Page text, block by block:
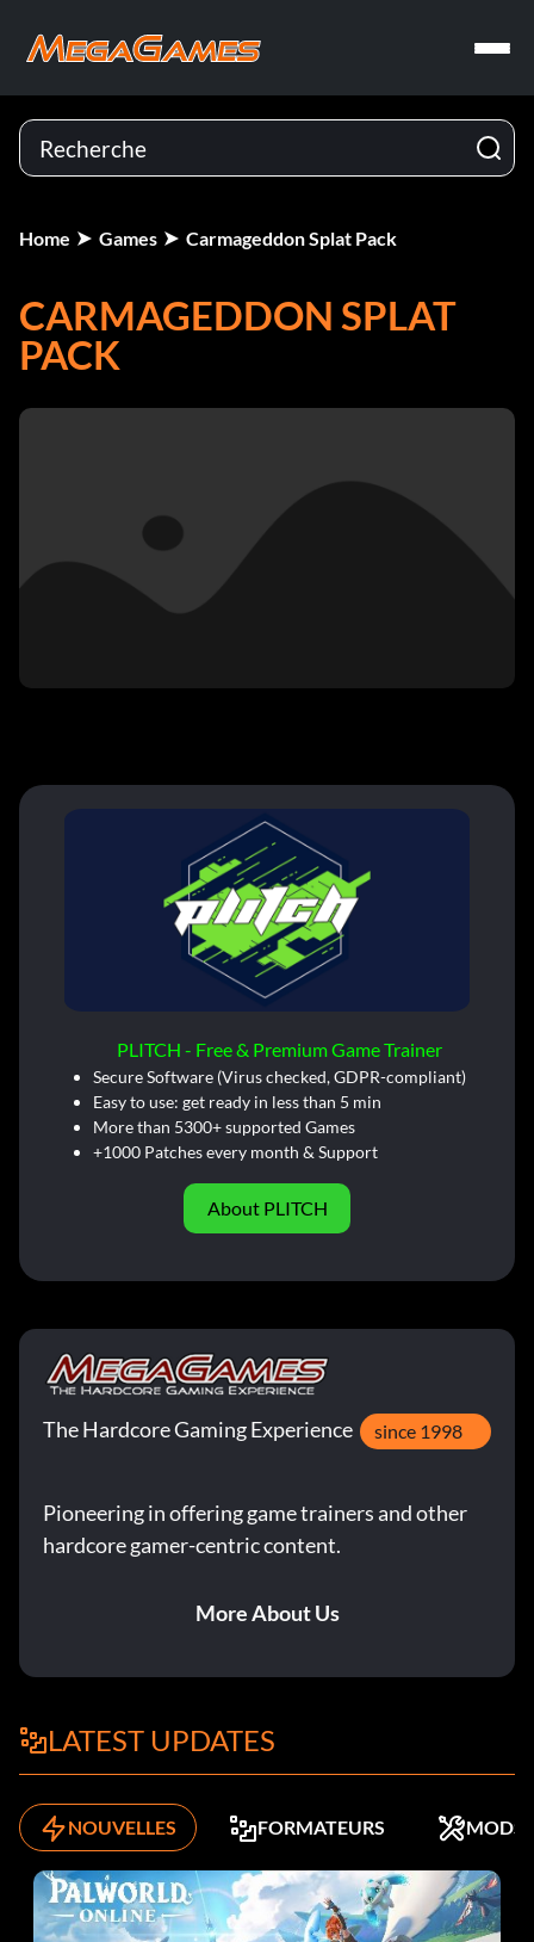
Home Games Carmageddon Splat Pack
CARMAGEDDON SPLAT
PACK
PLITCH - Free & Premium Game Trainer
Secure Software (Virus checked, GDPR-compliant)
Easy to use: get ready in less than 5 min
More than 5300+ supported Games
+1000 Patches every month & Support
About PLITCH
The Hardcore Gaming Experience since 1998
Pioneering in offering game trainers and other
hardcore gamer-centric content.
More About Us
LATEST UPDATES
NOUVELLES FORMATEURS MODS